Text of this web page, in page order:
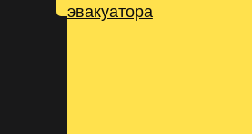
эвакуатора